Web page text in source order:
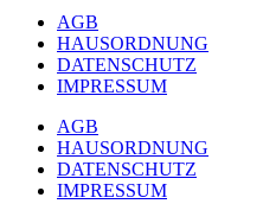
AGB
HAUSORDNUNG
DATENSCHUTZ
IMPRESSUM
AGB
HAUSORDNUNG
DATENSCHUTZ
IMPRESSUM